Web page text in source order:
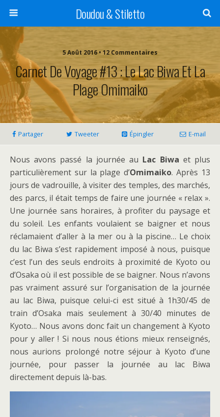
Doudou & Stiletto
5 Août 2016 • 12 Commentaires
Carnet De Voyage #13 : Le Lac Biwa Et La
Plage Omimaiko
Partager Tweeter Épingler E-mail
Nous avons passé la journée au Lac Biwa et plus
particulièrement sur la plage d’Omimaiko. Après 13
jours de vadrouille, à visiter des temples, des marchés,
des parcs, il était temps de faire une journée « relax ».
Une journée sans horaires, à profiter du paysage et
du soleil. Les enfants voulaient se baigner et nous
réclamaient d’aller à la mer ou à la piscine… Le choix
du lac Biwa s’est rapidement imposé à nous, puisque
c’est l’un des seuls endroits à proximité de Kyoto ou
d’Osaka où il est possible de se baigner. Nous n’avons
pas vraiment assuré sur l’organisation de la journée
au lac Biwa, puisque celui-ci est situé à 1h30/45 de
train d’Osaka mais seulement à 30/40 minutes de
Kyoto… Nous avons donc fait un changement à Kyoto
pour y aller ! Si nous nous étions mieux renseignés,
nous aurions prolongé notre séjour à Kyoto d’une
journée, pour passer la journée au lac Biwa
directement depuis là-bas.